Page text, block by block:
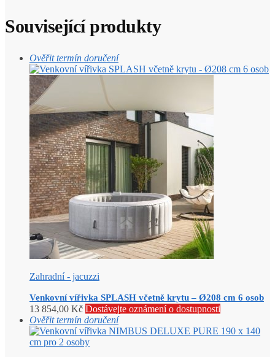
Související produkty
Ověřit termín doručení
Zahradní - jacuzzi
Venkovní vířivka SPLASH včetně krytu – Ø208 cm 6 osob
13 854,00 Kč Dostávejte oznámení o dostupnosti
Ověřit termín doručení